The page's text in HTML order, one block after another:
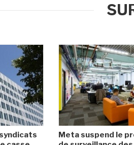
Meta suspend le